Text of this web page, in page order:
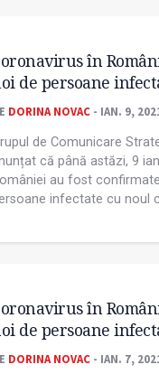
în
de persoane
DORINA NOVAC - IAN. 9,
de Comunicare
că până astăzi, 9
au fost
infectate cu noul
în
de persoane
DORINA NOVAC - IAN. 7,